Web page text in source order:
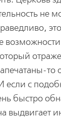
не
если с
быстро
выдвигает